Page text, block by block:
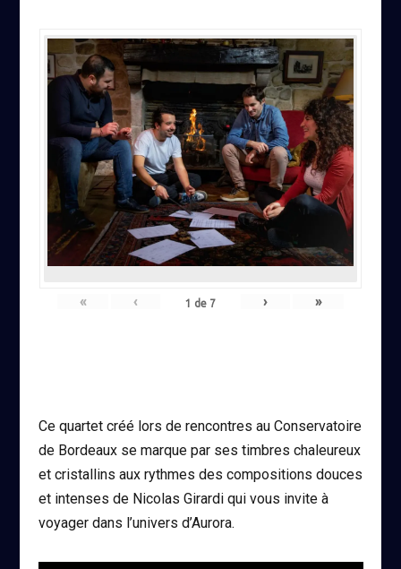
« ‹ 1 de 7 › »
Ce quartet créé lors de rencontres au Conservatoire
de Bordeaux se marque par ses timbres chaleureux
et cristallins aux rythmes des compositions douces
et intenses de Nicolas Girardi qui vous invite à
voyager dans l’univers d’Aurora.